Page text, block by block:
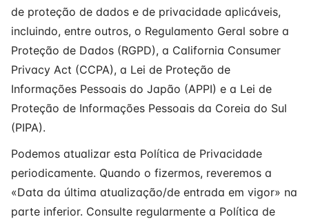
de proteção de dados e de privacidade aplicáveis,
incluindo, entre outros, o Regulamento Geral sobre a
Proteção de Dados (RGPD), a California Consumer
Privacy Act (CCPA), a Lei de Proteção de
Informações Pessoais do Japão (APPI) e a Lei de
Proteção de Informações Pessoais da Coreia do Sul
(PIPA).
Podemos atualizar esta Política de Privacidade
periodicamente. Quando o fizermos, reveremos a
«Data da última atualização/de entrada em vigor» na
parte inferior. Consulte regularmente a Política de